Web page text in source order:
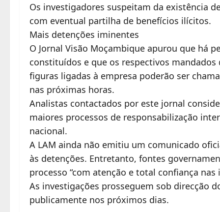
Os investigadores suspeitam da existência
com eventual partilha de benefícios ilícitos.
Mais detenções iminentes
O Jornal Visão Moçambique apurou que há
constituídos e que os respectivos
figuras ligadas à empresa poderão ser
nas próximas horas.
Analistas contactados por este jornal
maiores processos de responsabilização
nacional.
A LAM ainda não emitiu um comunicado
às detenções. Entretanto, fontes
processo “com atenção e total confiança
As investigações prosseguem sob direcção
publicamente nos próximos dias.